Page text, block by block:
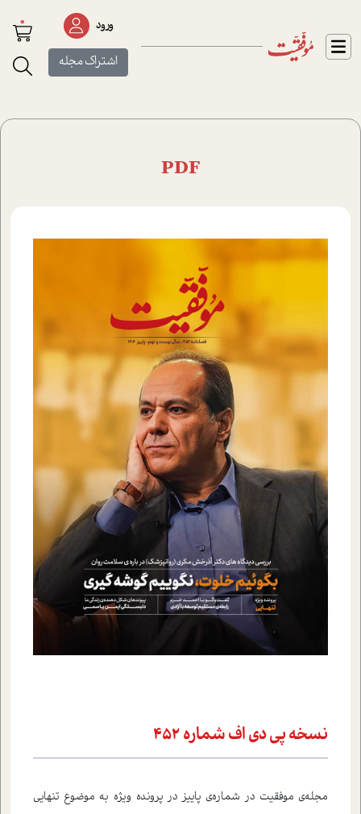
ورود
اشتراک مجله
0
PDF
نسخه پي دي اف شماره 452
مجله‌ی موفقیت در شماره‌ی پاییز در پرونده ویژه به موضوع تنهایی